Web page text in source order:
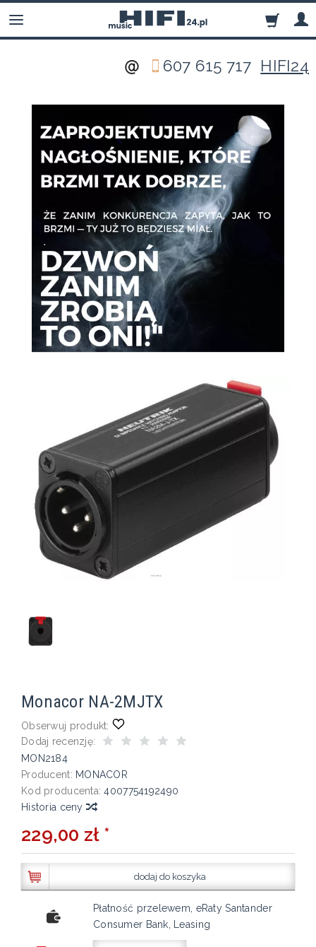
607 615 717 HIFI24
Monacor NA-2MJTX
Obserwuj produkt:
Dodaj recenzję:
MON2184
Producent: MONACOR
Kod producenta: 4007754192490
Historia ceny
229,00 zł *
dodaj do koszyka
Płatność przelewem, eRaty Santander
Consumer Bank, Leasing